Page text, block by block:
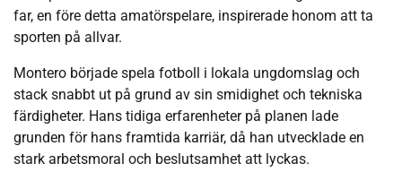
far, en före detta amatörspelare, inspirerade honom att ta
sporten på allvar.
Montero började spela fotboll i lokala ungdomslag och
stack snabbt ut på grund av sin smidighet och tekniska
färdigheter. Hans tidiga erfarenheter på planen lade
grunden för hans framtida karriär, då han utvecklade en
stark arbetsmoral och beslutsamhet att lyckas.